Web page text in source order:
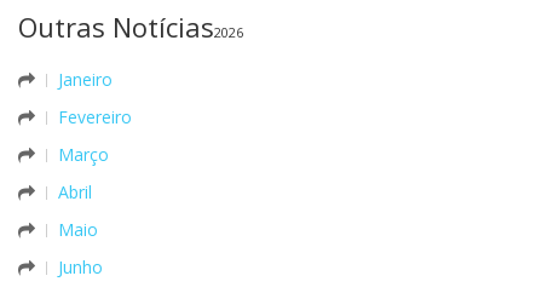
Outras Notícias2026
Janeiro
Fevereiro
Março
Abril
Maio
Junho